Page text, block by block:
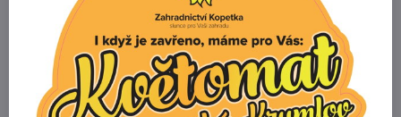
Prodejna
+420 607 042 662
Email
info@zahradnictvikopetka.cz